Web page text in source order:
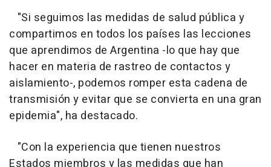
"Si seguimos las medidas de salud pública y
compartimos en todos los países las lecciones
que aprendimos de Argentina -lo que hay que
hacer en materia de rastreo de contactos y
aislamiento-, podemos romper esta cadena de
transmisión y evitar que se convierta en una gran
epidemia", ha destacado.
"Con la experiencia que tienen nuestros
Estados miembros y las medidas que han